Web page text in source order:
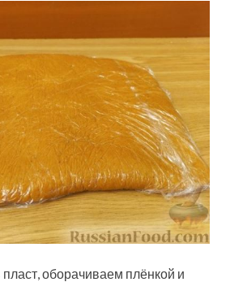
оборачиваем плёнкой и